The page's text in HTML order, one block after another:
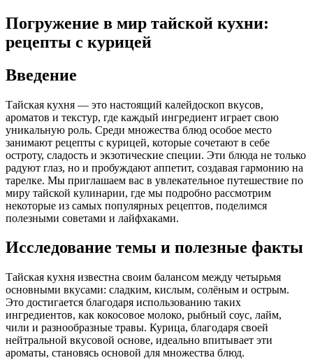
Погружение в мир тайской кухни:
рецепты с курицей
Введение
Тайская кухня — это настоящий калейдоскоп вкусов,
ароматов и текстур, где каждый ингредиент играет свою
уникальную роль. Среди множества блюд особое место
занимают рецепты с курицей, которые сочетают в себе
остроту, сладость и экзотические специи. Эти блюда не только
радуют глаз, но и пробуждают аппетит, создавая гармонию на
тарелке. Мы приглашаем вас в увлекательное путешествие по
миру тайской кулинарии, где мы подробно рассмотрим
некоторые из самых популярных рецептов, поделимся
полезными советами и лайфхаками.
Исследование темы и полезные факты
Тайская кухня известна своим балансом между четырьмя
основными вкусами: сладким, кислым, солёным и острым.
Это достигается благодаря использованию таких
ингредиентов, как кокосовое молоко, рыбный соус, лайм,
чили и разнообразные травы. Курица, благодаря своей
нейтральной вкусовой основе, идеально впитывает эти
ароматы, становясь основой для множества блюд.